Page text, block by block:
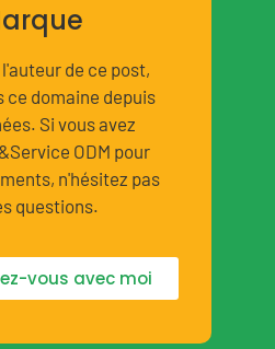
de ce post,
ce domaine depuis
Si vous avez
ODM pour
n'hésitez pas
questions.
vous avec moi